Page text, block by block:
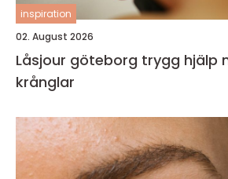
inspiration
02. August 2026
Låsjour göteborg trygg hjälp när låset
krånglar